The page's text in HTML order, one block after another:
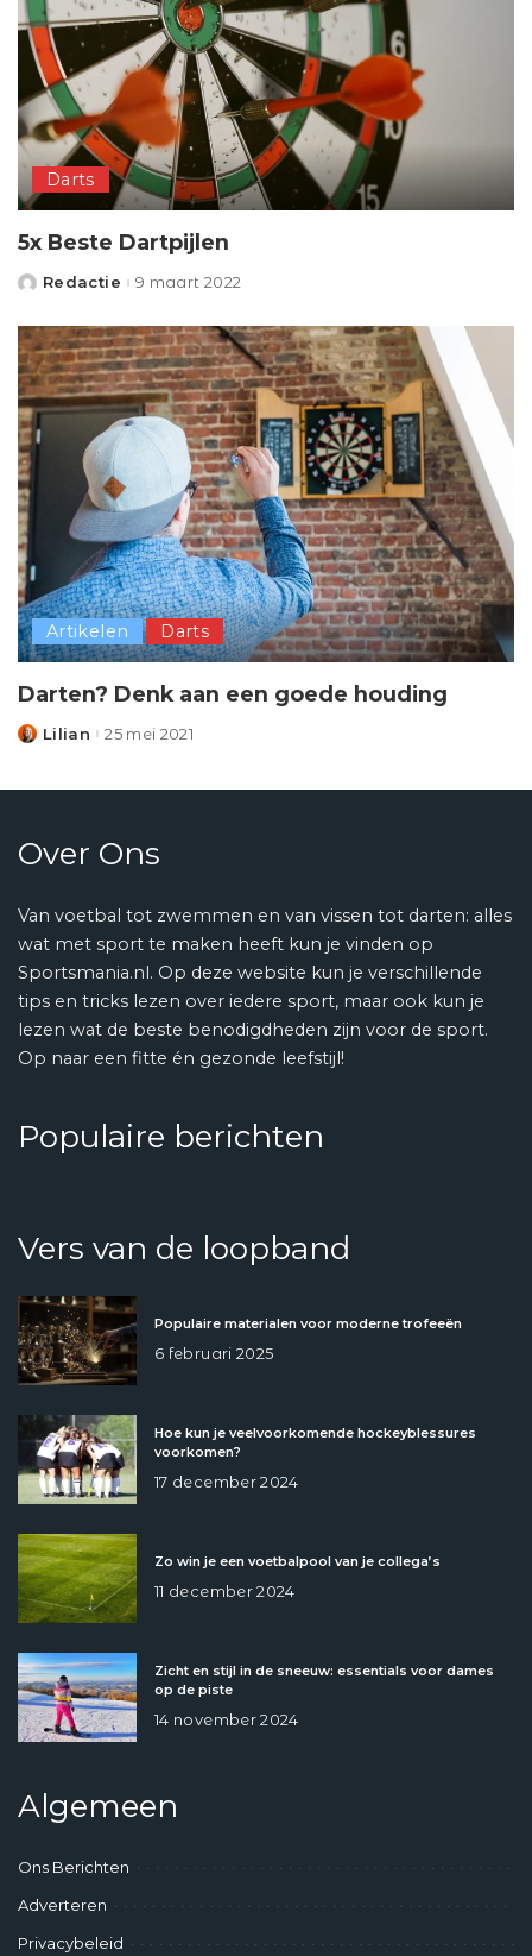
Darts
5x Beste Dartpijlen
Posted
Redactie 9 maart 2022
Artikelen Darts
Darten? Denk aan een goede houding
Posted
Lilian 25 mei 2021
Over Ons
Van voetbal tot zwemmen en van vissen tot darten: alles
wat met sport te maken heeft kun je vinden op
Sportsmania.nl. Op deze website kun je verschillende
tips en tricks lezen over iedere sport, maar ook kun je
lezen wat de beste benodigdheden zijn voor de sport.
Op naar een fitte én gezonde leefstijl!
Populaire berichten
Vers van de loopband
Populaire materialen voor moderne trofeeën
6 februari 2025
Hoe kun je veelvoorkomende hockeyblessures
voorkomen?
17 december 2024
Zo win je een voetbalpool van je collega’s
11 december 2024
Zicht en stijl in de sneeuw: essentials voor dames
op de piste
14 november 2024
Algemeen
Ons Berichten
Adverteren
Privacybeleid